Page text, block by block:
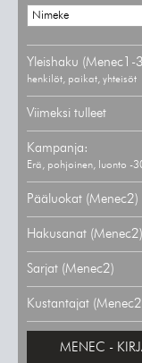
Yleishaku (Menec1-
henkilöt, paikat, yhteisöt
Viimeksi tulleet
Kampanja:
Erä, pohjoinen, luonto -
Pääluokat (Menec2)
Hakusanat (Menec2)
Sarjat (Menec2)
Kustantajat
MENEC -